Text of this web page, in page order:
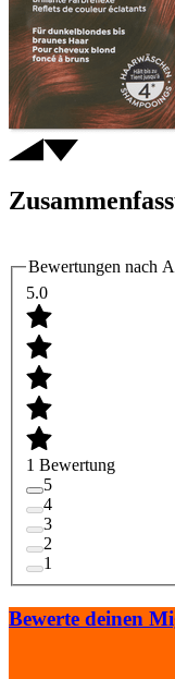
Bewertungen nach
5.0
1 Bewertung
5
4
3
2
1
Bewerte deinen